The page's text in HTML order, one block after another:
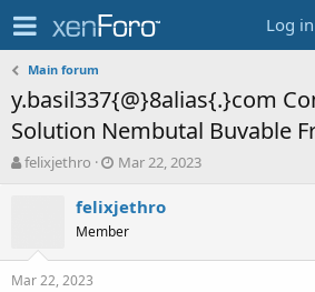
Log in
Main forum
y.basil337{@}8alias{.}com
Solution Nembutal Buvable
T
d
s
felixjethro
S
a
r
t
d
Mar 22, 2023
felixjethro
Member
Mar 22, 2023